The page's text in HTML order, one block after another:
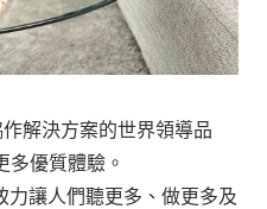
解決方案的世界領導品
多優質體驗。
力讓人們聽更多、做更多及